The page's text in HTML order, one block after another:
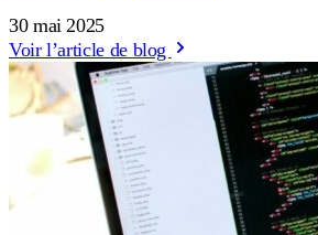
30 mai 2025
Voir l’article de blog